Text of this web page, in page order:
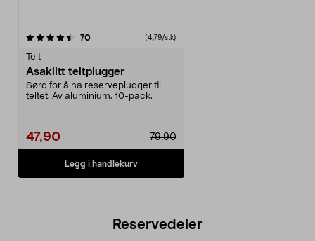
70anmeldelser (4,79/stk)
Telt
Asaklitt teltplugger
Sørg for å ha reserveplugger til
teltet. Av aluminium. 10-pack.
79,90
47,90
Legg i handlekurv
Reservedeler